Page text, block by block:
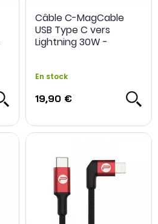
Câble C-MagCable
USB Type C vers
Lightning 30W -
En stock
19,90 €